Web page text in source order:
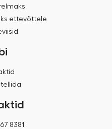
ettevõttele
tellida
8381